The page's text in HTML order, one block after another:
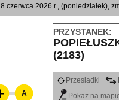
czerwca 2026 r., (poniedziałek),
PRZYSTANEK:
(2183)
Przesiadki
Pokaż na
A